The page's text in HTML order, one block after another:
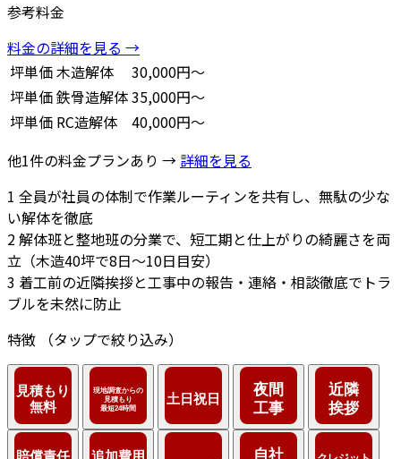
参考料金
料金の詳細を見る →
坪単価木造解体
30,000円～
坪単価鉄骨造解体35,000円～
坪単価 RC造解体
40,000円～
他1件の料金プランあり → 詳細を見る
1 全員が社員の体制で作業ルーティンを共有し、無駄の少な
い解体を徹底
2解体班と整地班の分業で、短工期と仕上がりの綺麗さを両
立（木造40坪で8日〜10日目安）
3 着工前の近隣挨拶と工事中の報告・連絡・相談徹底でトラ
ブルを未然に防止
特徴
（タップで絞り込み）